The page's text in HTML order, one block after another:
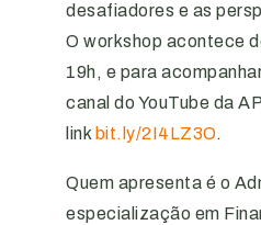
desafiadores e as
O workshop acontece
19h, e para
canal do YouTube da
link bit.ly/2I4LZ3O.
Quem apresenta é o
especialização em